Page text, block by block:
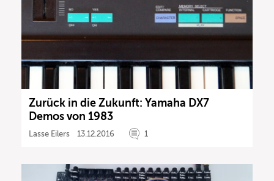
Zurück in die Zukunft: Yamaha DX7
Demos von 1983
Lasse Eilers 13.12.2016 1